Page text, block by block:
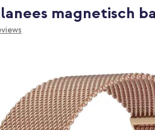
magnetisch